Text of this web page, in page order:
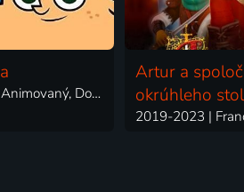
2018-2022 | Kanada | Animovaný, Dobrodružný, Komedie, Rodinný
Artur a
okrúhleho